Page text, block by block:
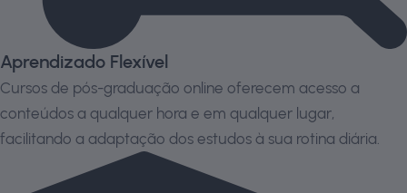
Aprendizado Flexível
Cursos de pós-graduação online oferecem acesso a
conteúdos a qualquer hora e em qualquer lugar,
facilitando a adaptação dos estudos à sua rotina diária.